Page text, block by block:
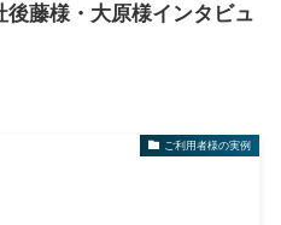
藤様・大原様インタビュ
ご利用者様の実例